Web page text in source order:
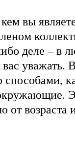
вы
деле – в
уважать. В
способами,
от возраста